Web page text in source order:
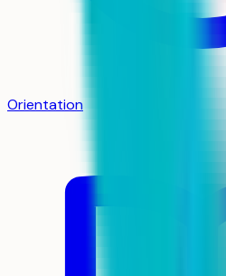
Orientation